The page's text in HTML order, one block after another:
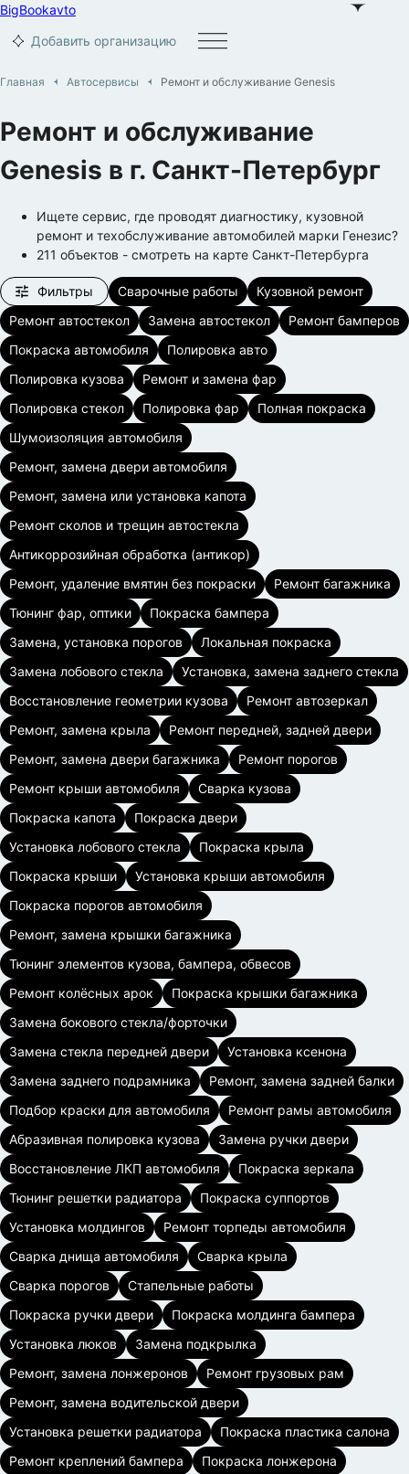
BigBookavto
Добавить организацию
Главная Автосервисы Ремонт и обслуживание Genesis
Ремонт и обслуживание
Genesis в г. Санкт-Петербург
Ищете сервис, где проводят диагностику, кузовной
ремонт и техобслуживание автомобилей марки Генезис?
211 объектов - смотреть на карте Санкт-Петербурга
Фильтры Сварочные работы
Кузовной ремонт
Ремонт автостекол
Замена автостекол
Ремонт бамперов
Покраска автомобиля
Полировка авто
Полировка кузова
Ремонт и замена фар
Полировка стекол
Полировка фар
Полная покраска
Шумоизоляция автомобиля
Ремонт, замена двери автомобиля
Ремонт, замена или установка капота
Ремонт сколов и трещин автостекла
Антикоррозийная обработка (антикор)
Ремонт, удаление вмятин без покраски
Ремонт багажника
Тюнинг фар, оптики
Покраска бампера
Замена, установка порогов
Локальная покраска
Замена лобового стекла
Установка, замена заднего стекла
Восстановление геометрии кузова
Ремонт автозеркал
Ремонт, замена крыла
Ремонт передней, задней двери
Ремонт, замена двери багажника
Ремонт порогов
Ремонт крыши автомобиля
Сварка кузова
Покраска капота
Покраска двери
Установка лобового стекла
Покраска крыла
Покраска крыши
Установка крыши автомобиля
Покраска порогов автомобиля
Ремонт, замена крышки багажника
Тюнинг элементов кузова, бампера, обвесов
Ремонт колёсных арок
Покраска крышки багажника
Замена бокового стекла/форточки
Замена стекла передней двери
Установка ксенона
Замена заднего подрамника
Ремонт, замена задней балки
Подбор краски для автомобиля
Ремонт рамы автомобиля
Абразивная полировка кузова
Замена ручки двери
Восстановление ЛКП автомобиля
Покраска зеркала
Тюнинг решетки радиатора
Покраска суппортов
Установка молдингов
Ремонт торпеды автомобиля
Сварка днища автомобиля
Сварка крыла
Сварка порогов
Стапельные работы
Покраска ручки двери
Покраска молдинга бампера
Установка люков
Замена подкрылка
Ремонт, замена лонжеронов
Ремонт грузовых рам
Ремонт, замена водительской двери
Установка решетки радиатора
Покраска пластика салона
Ремонт креплений бампера
Покраска лонжерона